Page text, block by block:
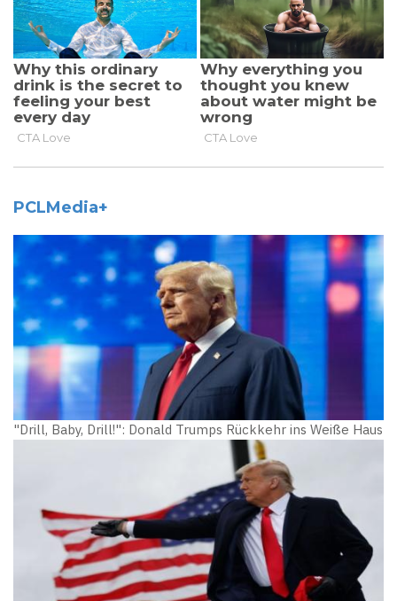
PCLMedia+
"Drill, Baby, Drill!": Donald Trumps Rückkehr ins Weiße Haus